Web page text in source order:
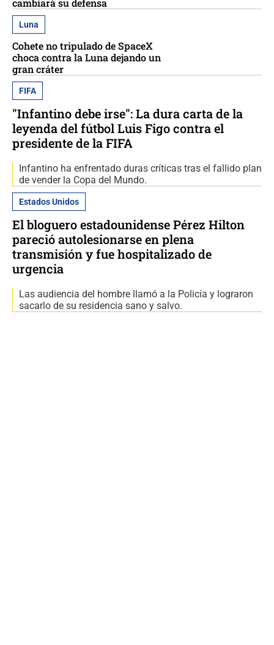
cambiará su defensa
Luna
Cohete no tripulado de SpaceX
choca contra la Luna dejando un
gran cráter
FIFA
"Infantino debe irse": La dura carta de la
leyenda del fútbol Luis Figo contra el
presidente de la FIFA
Infantino ha enfrentado duras críticas tras el fallido plan
de vender la Copa del Mundo.
Estados Unidos
El bloguero estadounidense Pérez Hilton
pareció autolesionarse en plena
transmisión y fue hospitalizado de
urgencia
Las audiencia del hombre llamó a la Policía y lograron
sacarlo de su residencia sano y salvo.